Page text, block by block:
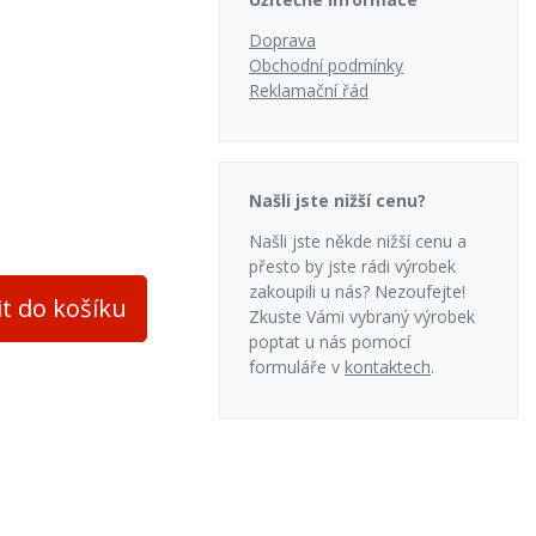
do košíku
Doprava
Obchodní podmínky
Reklamační řád
Našli jste nižší cenu?
Našli jste někde nižší cenu a
přesto by jste rádi výrobek
zakoupili u nás? Nezoufejte!
Zkuste Vámi vybraný výrobek
poptat u nás pomocí
formuláře v kontaktech.